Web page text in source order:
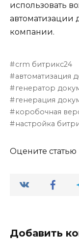
использовать
автоматизации
компании.
crm битрикс24
автоматизация
генератор
генерация
коробочная
настройка
Оцените статью
Добавить